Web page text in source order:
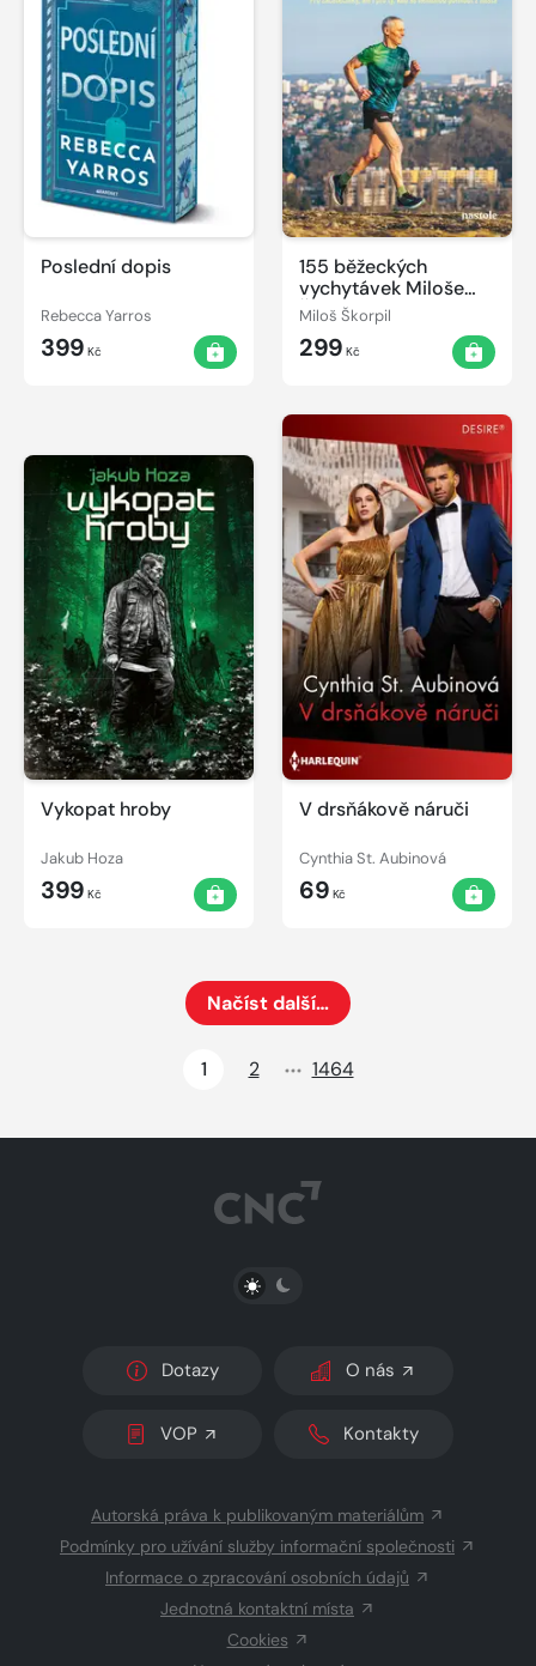
Poslední dopis
Rebecca Yarros
399 Kč
155 běžeckých
vychytávek Miloše
Škorpila
Miloš Škorpil
299 Kč
Vykopat hroby
Jakub Hoza
399 Kč
V drsňákově náruči
Cynthia St. Aubinová
69 Kč
Načíst další…
1
2 1464
PŘEPNOUT SVĚTLÝ/TMAVÝ REŽIM
Dotazy O nás
VOP Kontakty
Autorská práva k publikovaným materiálům
Podmínky pro užívání služby informační společnosti
Informace o zpracování osobních údajů
Jednotná kontaktní místa
Cookies